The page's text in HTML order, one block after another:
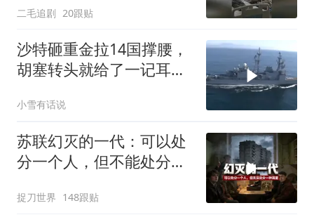
二毛追剧 20跟贴
沙特砸重金拉14国撑腰，
胡塞转头就给了一记耳
了？
小雪有话说
苏联幻灭的一代：可以处
分一个人，但不能处分一
捉刀世界 148跟贴